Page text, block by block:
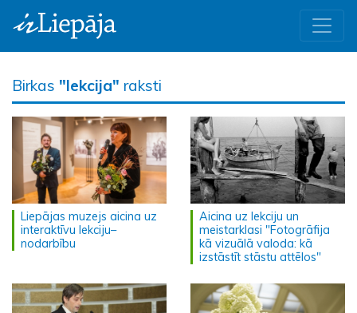
Birkas "lekcija" raksti
Liepājas muzejs aicina uz
interaktīvu lekciju–
nodarbību
Aicina uz lekciju un
meistarklasi "Fotogrāfija
kā vizuālā valoda: kā
izstāstīt stāstu attēlos"